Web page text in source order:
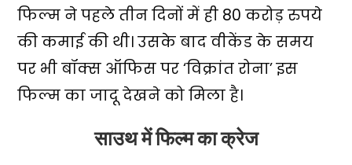
फिल्म ने पहले तीन दिनों में ही 80 करोड़ रुपये
की कमाई की थी। उसके बाद वीकेंड के समय
पर भी बॉक्स ऑफिस पर ‘विक्रांत रोना’ इस
फिल्म का जादू देखने को मिला है।
साउथ में फिल्म का क्रेज